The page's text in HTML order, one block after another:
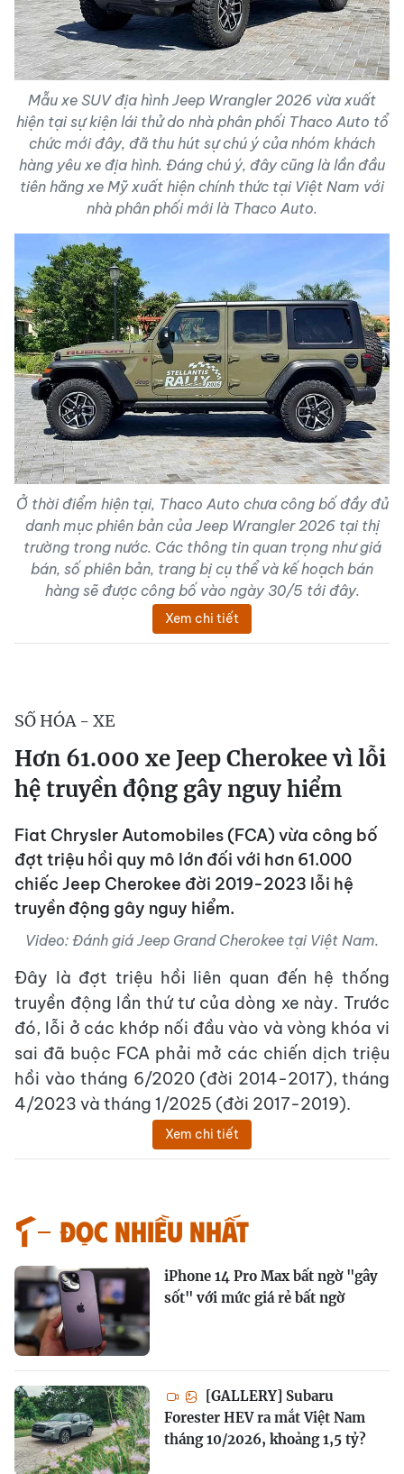
Mẫu xe SUV địa hình Jeep Wrangler 2026 vừa xuất
hiện tại sự kiện lái thử do nhà phân phối Thaco Auto tổ
chức mới đây, đã thu hút sự chú ý của nhóm khách
hàng yêu xe địa hình. Đáng chú ý, đây cũng là lần đầu
tiên hãng xe Mỹ xuất hiện chính thức tại Việt Nam với
nhà phân phối mới là Thaco Auto.
Ở thời điểm hiện tại, Thaco Auto chưa công bố đầy đủ
danh mục phiên bản của Jeep Wrangler 2026 tại thị
trường trong nước. Các thông tin quan trọng như giá
bán, số phiên bản, trang bị cụ thể và kế hoạch bán
hàng sẽ được công bố vào ngày 30/5 tới đây.
Xem chi tiết
SỐ HÓA - XE
Hơn 61.000 xe Jeep Cherokee vì lỗi
hệ truyền động gây nguy hiểm
Fiat Chrysler Automobiles (FCA) vừa công bố
đợt triệu hồi quy mô lớn đối với hơn 61.000
chiếc Jeep Cherokee đời 2019-2023 lỗi hệ
truyền động gây nguy hiểm.
Video: Đánh giá Jeep Grand Cherokee tại Việt Nam.
Đây là đợt triệu hồi liên quan đến hệ thống
truyền động lần thứ tư của dòng xe này. Trước
đó, lỗi ở các khớp nối đầu vào và vòng khóa vi
sai đã buộc FCA phải mở các chiến dịch triệu
hồi vào tháng 6/2020 (đời 2014-2017), tháng
4/2023 và tháng 1/2025 (đời 2017-2019).
Xem chi tiết
Đọc nhiều nhất
iPhone 14 Pro Max bất ngờ "gây
sốt" với mức giá rẻ bất ngờ
[GALLERY] Subaru
Forester HEV ra mắt Việt Nam
tháng 10/2026, khoảng 1,5 tỷ?